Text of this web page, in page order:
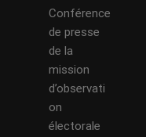
Conférence
de presse
de la
mission
d’observati
on
électorale